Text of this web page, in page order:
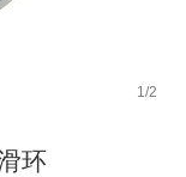
1 /2
环